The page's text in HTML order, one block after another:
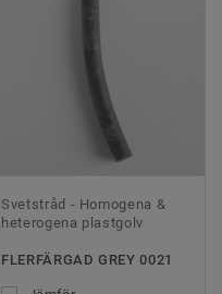
Svetstråd - Homogena &
heterogena plastgolv
FLERFÄRGAD GREY 0021